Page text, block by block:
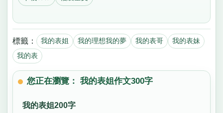
標籤： 我的表姐 我的理想我的夢 我的表哥
我的表妹
我的表
您正在瀏覽： 我的表姐作文300字
我的表姐200字